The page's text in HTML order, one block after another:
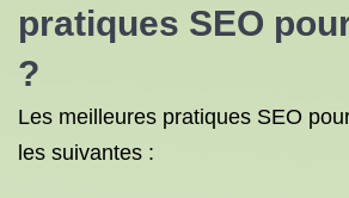
pratiques SEO
?
Les meilleures pratiques SEO
les suivantes :